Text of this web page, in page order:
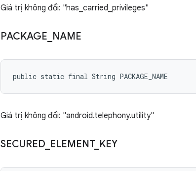
Giá trị không đổi: "has_carried_privileges"
PACKAGE NAME
public static final String PACKAGE_NAME
Giá trị không đổi: "android.telephony.utility"
SECURED ELEMENT_ KEY